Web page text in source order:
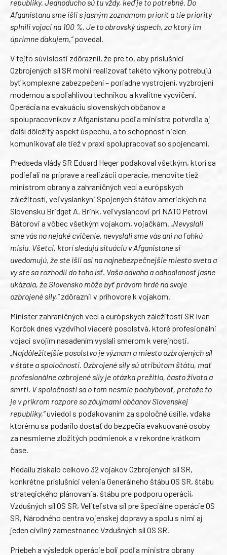
republiky. Jednoducho sú tu vždy, keď je to potrebné. Do
Afganistanu sme išli s jasným zoznamom priorít a tie priority
splnili vojaci na 100 %. Je to obrovský úspech, za ktorý im
úprimne ďakujem,“povedal.
V tejto súvislosti zdôraznil, že pre to, aby príslušníci
Ozbrojených síl SR mohli realizovať takéto výkony potrebujú
byť komplexne zabezpečení – poriadne vystrojení, vyzbrojení
modernou a spoľahlivou technikou a kvalitne vycvičení.
Operácia na evakuáciu slovenských občanov a
spolupracovníkov z Afganistanu podľa ministra potvrdila aj
ďalší dôležitý aspekt úspechu, a to schopnosť nielen
komunikovať ale tiež v praxi spolupracovať so spojencami.
Predseda vlády SR Eduard Heger poďakoval všetkým, ktorí sa
podieľali na príprave a realizácii operácie, menovite tiež
ministrom obrany a zahraničných vecí a európskych
záležitostí, veľvyslankyni Spojených štátov amerických na
Slovensku Bridget A. Brink, veľvyslancovi pri NATO Petrovi
Bátorovi a vôbec všetkým vojakom, vojačkám. „Nevyslali
sme vás na nejaké cvičenie, nevyslali sme vás ani na ľahkú
misiu. Všetci, ktorí sledujú situáciu v Afganistane si
uvedomujú, že ste išli asi na najnebezpečnejšie miesto sveta a
vy ste sa rozhodli do toho ísť. Vaša odvaha a odhodlanosť jasne
ukázala, že Slovensko môže byť právom hrdé na svoje
ozbrojené sily,“zdôraznil v príhovore k vojakom.
Minister zahraničných vecí a európskych záležitosti SR Ivan
Korčok dnes vyzdvihol viaceré posolstvá, ktoré profesionálni
vojaci svojím nasadením vyslali smerom k verejnosti.
„Najdôležitejšie posolstvo je význam a miesto ozbrojených síl
v štáte a spoločnosti. Ozbrojené sily sú atribútom štátu, mať
profesionálne ozbrojené sily je otázka prežitia, často života a
smrti. V spoločnosti sa o tom nesmie pochybovať, pretože to
je v príkrom rozpore so záujmami občanov Slovenskej
republiky,“uviedol s poďakovaním za spoločné úsilie, vďaka
ktorému sa podarilo dostať do bezpečia evakuované osoby
za nesmierne zložitých podmienok a v rekordne krátkom
čase.
Medailu získalo celkovo 32 vojakov Ozbrojených síl SR,
konkrétne príslušníci velenia Generálneho štábu OS SR, štábu
strategického plánovania, štábu pre podporu operácií,
Vzdušných síl OS SR, Veliteľstva síl pre špeciálne operácie OS
SR, Národného centra vojenskej dopravy a spolu s nimi aj
jeden civilný zamestnanec Vzdušných síl OS SR.
Priebeh a výsledok operácie boli podľa ministra obrany